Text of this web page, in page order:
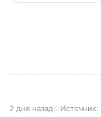
2 дня назад Источник: